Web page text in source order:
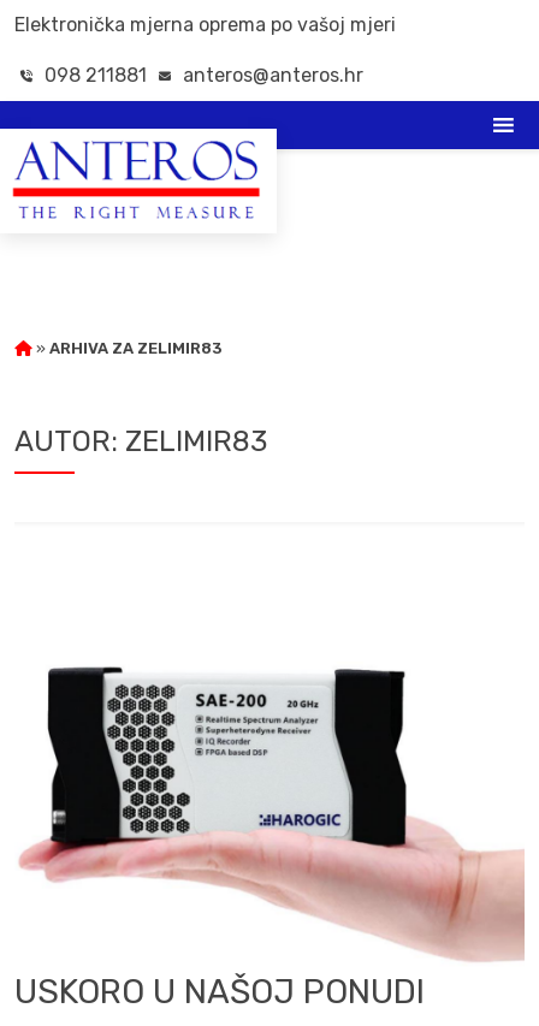
Elektronička mjerna oprema po vašoj mjeri
098 211881 anteros@anteros.hr
» ARHIVA ZA ZELIMIR83
AUTOR: ZELIMIR83
USKORO U NAŠOJ PONUDI